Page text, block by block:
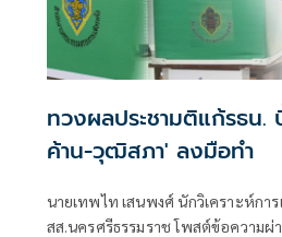
ทวงผลประชามติแก้รธน.
ค้าน-วุฒิสภา' ลงมือทำ
นายเทพไท เสนพงศ์ นักวิเคราะห์การ
สส.นครศรีธรรมราช โพสต์ข้อความผ่